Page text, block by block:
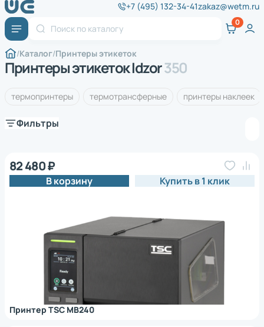
+7 (495) 132-34-41zakaz@wetm.ru
Каталог Принтеры этикеток
Принтеры этикеток Idzor350
термопринтеры термотрансферные принтеры наклеек
Фильтры
Принтер TSC MB240
82 480 ₽
В корзину Купить в 1 клик